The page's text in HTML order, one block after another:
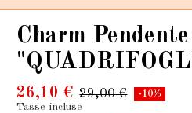
Charm
26,10 € 29,00 €
-10%
Tasse incluse